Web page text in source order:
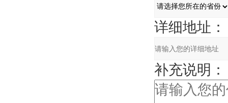
详细地址：
补充说明：